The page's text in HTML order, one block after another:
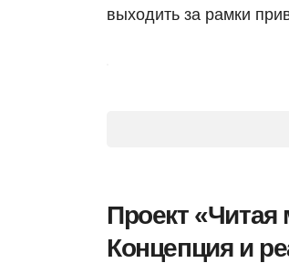
выходить за рамки
Проект «Читая
Концепция и